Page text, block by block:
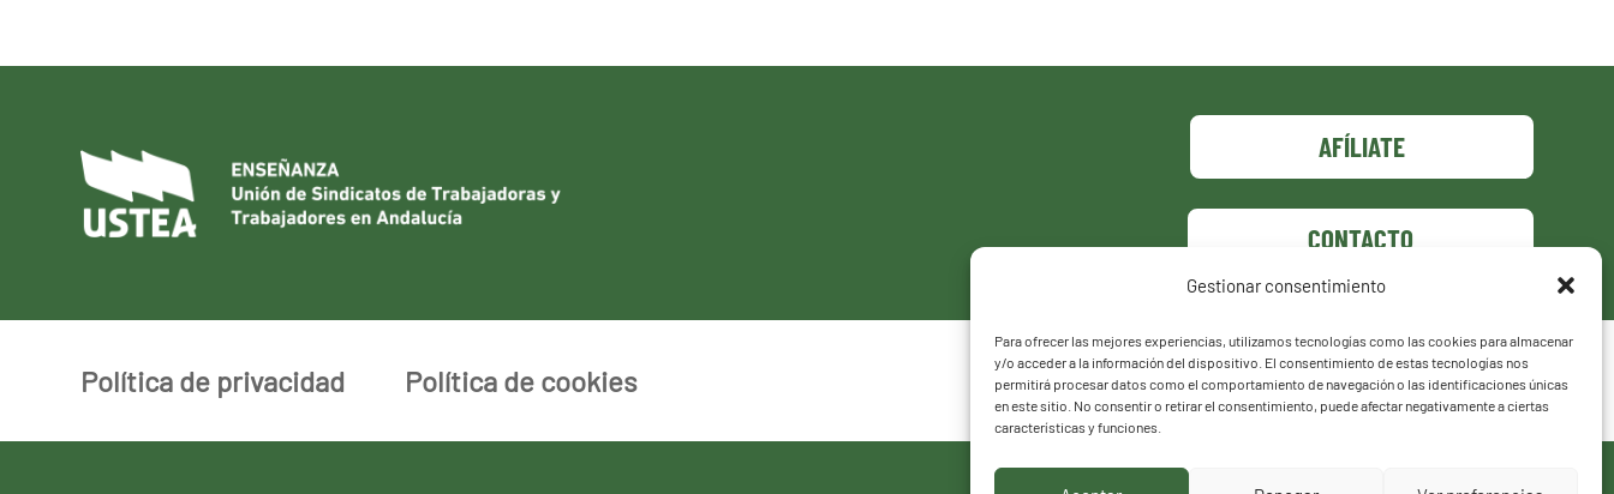
Gestionar consentimiento
Para ofrecer las mejores experiencias, utilizamos tecnologías como las cookies para almacenar
y/o acceder a la información del dispositivo. El consentimiento de estas tecnologías nos
permitirá procesar datos como el comportamiento de navegación o las identificaciones únicas
en este sitio. No consentir o retirar el consentimiento, puede afectar negativamente a ciertas
características y funciones.
AFÍLIATE
CONTACTO
Política de privacidad Política de cookies